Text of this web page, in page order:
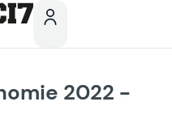
2022 -